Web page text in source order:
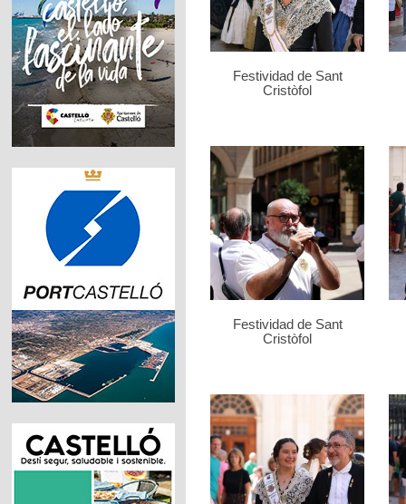
Festividad de Sant
Cristòfol
Festividad de Sant
Cristòfol